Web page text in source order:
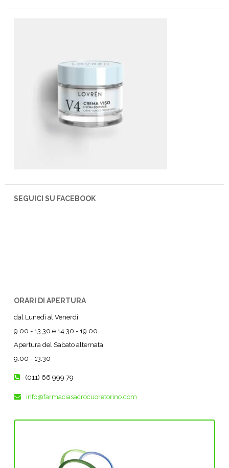
SEGUICI SU FACEBOOK
ORARI DI APERTURA
dal Lunedì al Venerdì:
9.00 - 13.30 e 14.30 - 19.00
Apertura del Sabato alternata:
9.00 - 13.30
(011) 66 999 79
info@farmaciasacrocuoretorino.com